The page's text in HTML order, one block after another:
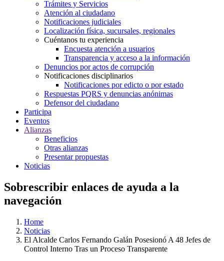
Trámites y Servicios
Atención al ciudadano
Notificaciones judiciales
Localización física, sucursales, regionales
Cuéntanos tu experiencia
Encuesta atención a usuarios
Transparencia y acceso a la información
Denuncios por actos de corrupción
Notificaciones disciplinarios
Notificaciones por edicto o por estado
Respuestas PQRS y denuncias anónimas
Defensor del ciudadano
Participa
Eventos
Alianzas
Beneficios
Otras alianzas
Presentar propuestas
Noticias
Sobrescribir enlaces de ayuda a la
navegación
Home
Noticias
El Alcalde Carlos Fernando Galán Posesionó A 48 Jefes de
Control Interno Tras un Proceso Transparente